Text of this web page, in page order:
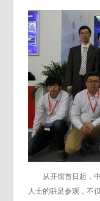
从开馆首日起，中
人士的驻足参观，不